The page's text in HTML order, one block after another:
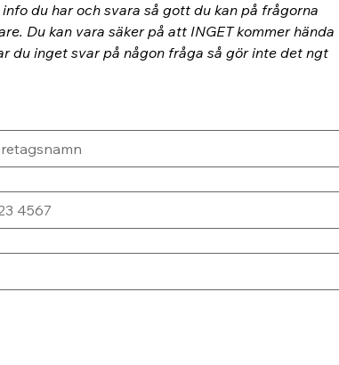
du har och svara så gott du kan på frågorna
Du kan vara säker på att INGET kommer hända
du inget svar på någon fråga så gör inte det ngt